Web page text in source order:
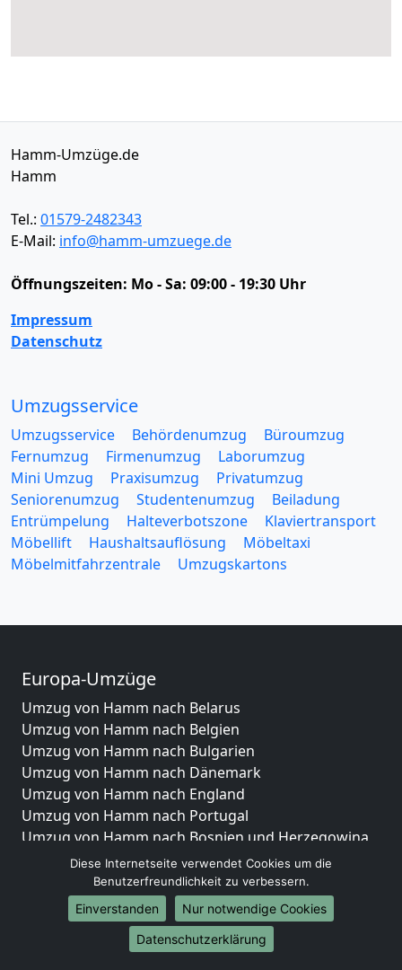
Hamm-Umzüge.de
Hamm
Tel.: 01579-2482343
E-Mail: info@hamm-umzuege.de
Öffnungszeiten: Mo - Sa: 09:00 - 19:30 Uhr
Impressum
Datenschutz
Umzugsservice
Umzugsservice Behördenumzug
Büroumzug
Fernumzug
Firmenumzug
Laborumzug
Mini Umzug
Praxisumzug
Privatumzug
Seniorenumzug
Studentenumzug
Beiladung
Entrümpelung
Halteverbotszone
Klaviertransport
Möbellift
Haushaltsauflösung
Möbeltaxi
Möbelmitfahrzentrale
Umzugskartons
Europa-Umzüge
Umzug von Hamm nach Belarus
Umzug von Hamm nach Belgien
Umzug von Hamm nach Bulgarien
Umzug von Hamm nach Dänemark
Umzug von Hamm nach England
Umzug von Hamm nach Portugal
Umzug von Hamm nach Bosnien und Herzegowina
Umzug von Hamm nach Irland
Umzug von Hamm nach Lettland
Umzug von Hamm nach Zypern
Umzug von Hamm nach Kroatien
Umzug von Hamm nach Estland
Diese Internetseite verwendet Cookies um die
Benutzerfreundlichkeit zu verbessern.
Einverstanden
Nur notwendige Cookies
Datenschutzerklärung